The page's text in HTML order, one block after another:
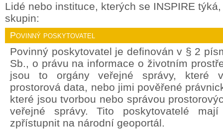
Lidé nebo instituce, kterých se INSPIRE
skupin:
Povinný poskytovatel
Povinný poskytovatel je definován v § 2
Sb., o právu na informace o životním
jsou to orgány veřejné správy, které
prostorová data, nebo jimi pověřené
které jsou tvorbou nebo správou
veřejné správy. Tito poskytovatelé
zpřístupnit na národní geoportál.